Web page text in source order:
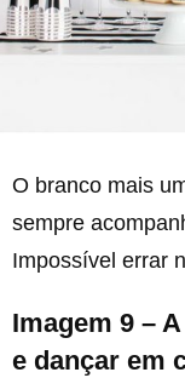
O branco mais
sempre
Impossível errar
Imagem 9 –
e dançar em